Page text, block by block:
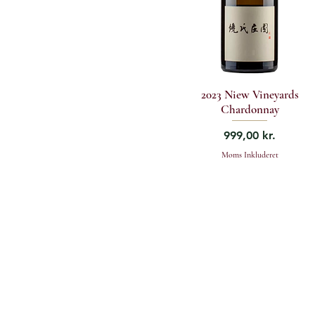
2023 Niew Vineyards
Chardonnay
Pris
999,00 kr.
Moms Inkluderet